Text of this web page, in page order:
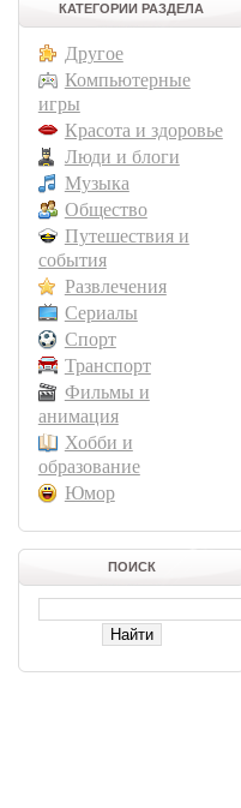
КАТЕГОРИИ РАЗДЕЛА
Другое
Компьютерные
игры
Красота и здоровье
Люди и блоги
Музыка
Общество
Путешествия и
события
Развлечения
Сериалы
Спорт
Транспорт
Фильмы и
анимация
Хобби и
образование
Юмор
ПОИСК